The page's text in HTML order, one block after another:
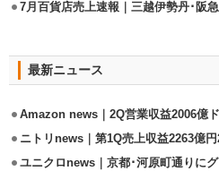
最新ニュース